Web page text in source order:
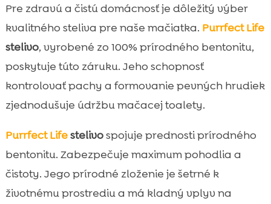
Pre zdravú a čistú domácnosť je dôležitý výber
kvalitného steliva pre naše mačiatka. Purrfect Life
stelivo, vyrobené zo 100% prírodného bentonitu,
poskytuje túto záruku. Jeho schopnosť
kontrolovať pachy a formovanie pevných hrudiek
zjednodušuje údržbu mačacej toalety.
Purrfect Lifestelivospojuje prednosti prírodného
bentonitu. Zabezpečuje maximum pohodlia a
čistoty. Jego prírodné zloženie je šetrné k
životnému prostrediu a má kladný vplyv na